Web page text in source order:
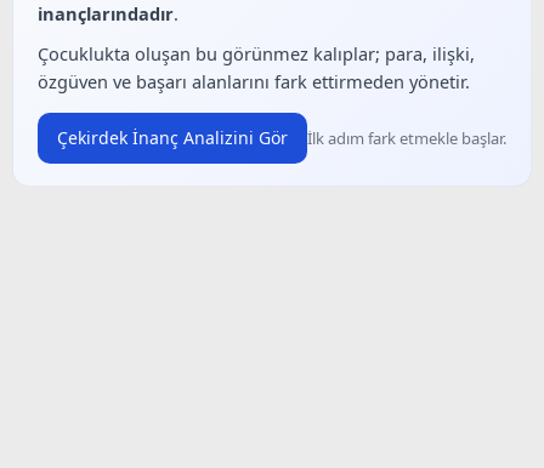
inançlarındadır.
Çocuklukta oluşan bu görünmez kalıplar; para, ilişki,
özgüven ve başarı alanlarını fark ettirmeden yönetir.
Çekirdek İnanç Analizini Gör İlk adım fark etmekle başlar.